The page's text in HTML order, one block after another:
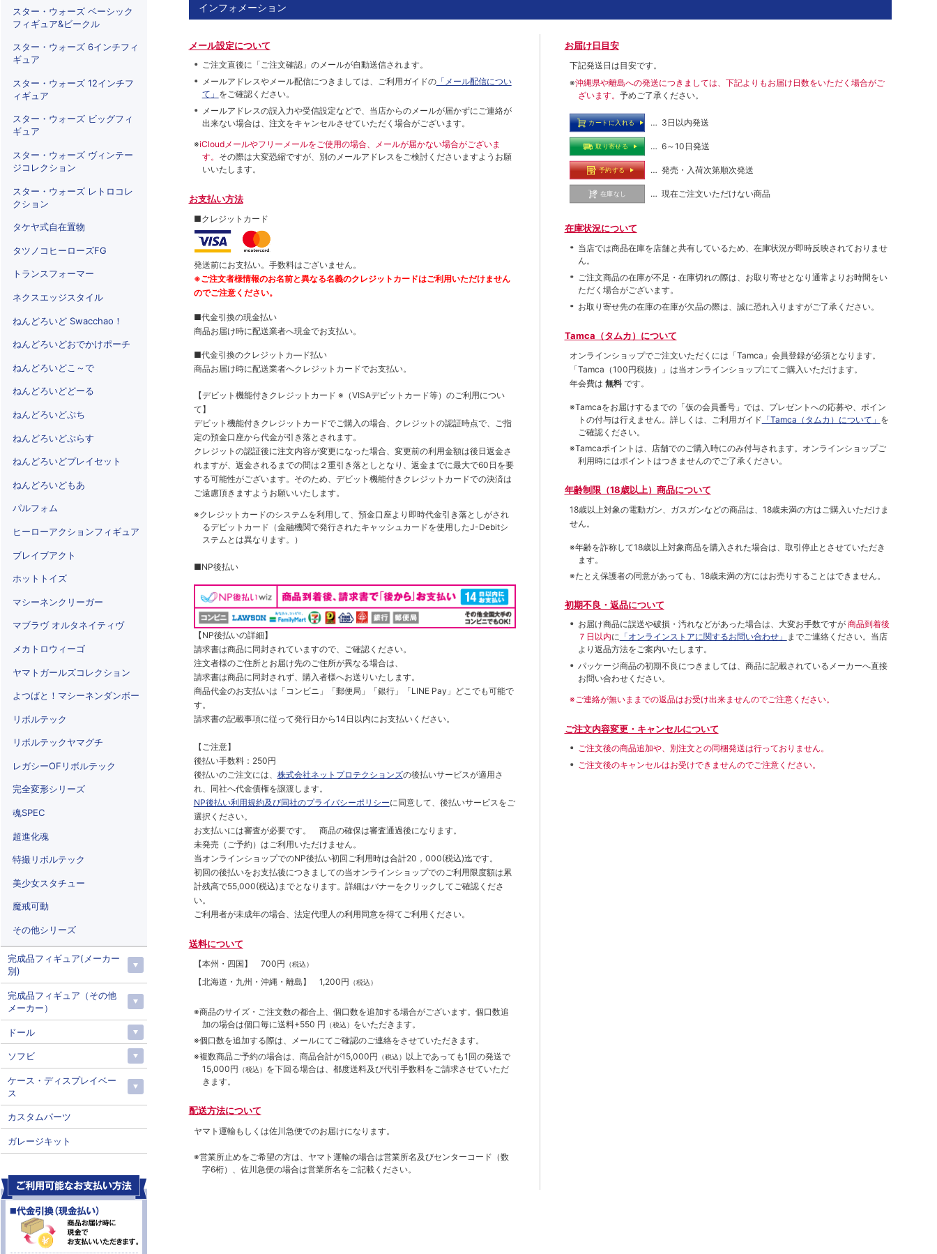
インフォメーション
メール設定について
ご注文直後に「ご注文確認」のメールが自動送信されます。
メールアドレスやメール配信につきましては、ご利用ガイドの「メール配信につい
て」 をご確認ください。
メールアドレスの誤入力や受信設定などで、当店からのメールが届かずにご連絡が
出来ない場合は、注文をキャンセルさせていただく場合がございます。
※iCloudメールやフリーメールをご使用の場合、メールが届かない場合がございま
す。 その際は大変恐縮ですが、別のメールアドレスをご検討くださいますようお願
いいたします。
お支払い方法
■クレジットカード
発送前にお支払い。手数料はございません。
※ご注文者様情報のお名前と異なる名義のクレジットカードはご利用いただけません
のでご注意ください。
■代金引換の現金払い
商品お届け時に配送業者へ現金でお支払い。
■代金引換のクレジットカ―ド払い
商品お届け時に配送業者へクレジットカードでお支払い。
【デビット機能付きクレジットカード ※（VISAデビットカード等） のご利用につい
て】
デビット機能付きクレジットカードでご購入の場合、クレジットの認証時点で、ご指
定の預金口座から代金が引き落とされます。
クレジットの認証後に注文内容が変更になった場合、変更前の利用金額は後日返金さ
れますが、返金されるまでの間は２重引き落としとなり、返金までに最大で60日を要
する可能性がございます。そのため、デビット機能付きクレジットカードでの決済は
ご遠慮頂きますようお願いいたします。
※クレジットカードのシステムを利用して、預金口座より即時代金引き落としがされ
るデビットカード（金融機関で発行されたキャッシュカードを使用したJ-Debitシ
ステムとは異なります。）
■NP後払い
【NP後払いの詳細】
請求書は商品に同封されていますので、ご確認ください。
注文者様のご住所とお届け先のご住所が異なる場合は、
請求書は商品に同封されず、購入者様へお送りいたします。
商品代金のお支払いは「コンビニ」「郵便局」「銀行」「LINE Pay」どこでも可能で
す。
請求書の記載事項に従って発行日から14日以内にお支払いください。
【ご注意】
後払い手数料：250円
後払いのご注文には、 株式会社ネットプロテクションズの後払いサービスが適用さ
れ、同社へ代金債権を譲渡します。
NP後払い利用規約及び同社のプライバシーポリシーに同意して、後払いサービスをご
選択ください。
お支払いには審査が必要です。 商品の確保は審査通過後になります。
未発売（ご予約）はご利用いただけません。
当オンラインショップでのNP後払い初回ご利用時は合計20，000(税込)迄です。
初回の後払いをお支払後につきましての当オンラインショップでのご利用限度額は累
計残高で55,000(税込)までとなります。詳細はバナーをクリックしてご確認くださ
い。
ご利用者が未成年の場合、法定代理人の利用同意を得てご利用ください。
送料について
【本州・四国】 700円 （税込）
【北海道・九州・沖縄・離島】 1,200円 （税込）
※商品のサイズ・ご注文数の都合上、個口数を追加する場合がございます。個口数追
加の場合は個口毎に送料+550 円 （税込） をいただきます。
※個口数を追加する際は、メールにてご確認のご連絡をさせていただきます。
※複数商品ご予約の場合は、商品合計が15,000円 （税込） 以上であっても1回の発送で
15,000円 （税込） を下回る場合は、都度送料及び代引手数料をご請求させていただ
きます。
配送方法について
ヤマト運輸もしくは佐川急便でのお届けになります。
※営業所止めをご希望の方は、ヤマト運輸の場合は営業所名及びセンターコード（数
字6桁）、佐川急便の場合は営業所名をご記載ください。
お届け日目安
下記発送日は目安です。
※沖縄県や離島への発送につきましては、下記よりもお届け日数をいただく場合がご
ざいます。 予めご了承ください。
カートに入れる … 3日以内発送
取り寄せる … 6～10日発送
予約する … 発売・入荷次第順次発送
在庫なし … 現在ご注文いただけない商品
在庫状況について
当店では商品在庫を店舗と共有しているため、在庫状況が即時反映されておりませ
ん。
ご注文商品の在庫が不足・在庫切れの際は、お取り寄せとなり通常よりお時間をい
ただく場合がございます。
お取り寄せ先の在庫の在庫が欠品の際は、誠に恐れ入りますがご了承ください。
Tamca（タムカ）について
オンラインショップでご注⽂いただくには「Tamca」会員登録が必須となります。
「Tamca （100円税抜）
」は当オンラインショップにてご購⼊いただけます。
年会費は 無料 です。
※Tamcaをお届けするまでの「仮の会員番号」では、プレゼントへの応募や、ポイン
トの付与は⾏えません。詳しくは、ご利⽤ガイド 「Tamca（タムカ）について」 を
ご確認ください。
※Tamcaポイントは、店舗でのご購⼊時にのみ付与されます。オンラインショップご
利用時にはポイントはつきませんのでご了承ください。
年齢制限（18歳以上）商品について
18歳以上対象の電動ガン、ガスガンなどの商品は、18歳未満の方はご購入いただけま
せん。
※年齢を詐称して18歳以上対象商品を購入された場合は、取引停止とさせていただき
ます。
※たとえ保護者の同意があっても、18歳未満の方にはお売りすることはできません。
初期不良・返品について
お届け商品に誤送や破損・汚れなどがあった場合は、大変お手数ですが 商品到着後
７日以内に 「オンラインストアに関するお問い合わせ」 までご連絡ください。当店
より返品方法をご案内いたします。
パッケージ商品の初期不良につきましては、商品に記載されているメーカーへ直接
お問い合わせください。
※ご連絡が無いままでの返品はお受け出来ませんのでご注意ください。
ご注文内容変更・キャンセルについて
ご注文後の商品追加や、別注文との同梱発送は行っておりません。
ご注文後のキャンセルはお受けできませんのでご注意ください。
スター・ウォーズ ベーシック
フィギュア&ビークル
スター・ウォーズ 6インチフィ
ギュア
スター・ウォーズ 12インチフ
ィギュア
スター・ウォーズ ビッグフィ
ギュア
スター・ウォーズ ヴィンテー
ジコレクション
スター・ウォーズ レトロコレ
クション
タケヤ式自在置物
タツノコヒーローズFG
トランスフォーマー
ネクスエッジスタイル
ねんどろいど Swacchao！
ねんどろいどおでかけポーチ
ねんどろいどこ～で
ねんどろいどどーる
ねんどろいどぷち
ねんどろいどぷらす
ねんどろいどプレイセット
ねんどろいどもあ
パルフォム
ヒーローアクションフィギュア
ブレイブアクト
ホットトイズ
マシーネンクリーガー
マブラヴ オルタネイティヴ
メカトロウィーゴ
ヤマトガールズコレクション
よつばと！マシーネンダンボー
リボルテック
リボルテックヤマグチ
レガシーOFリボルテック
完全変形シリーズ
魂SPEC
超進化魂
特撮リボルテック
美少女スタチュー
魔戒可動
その他シリーズ
完成品フィギュア(メーカー
別)
完成品フィギュア（その他
メーカー）
ドール
ソフビ
ケース・ディスプレイベー
ス
カスタムパーツ
ガレージキット